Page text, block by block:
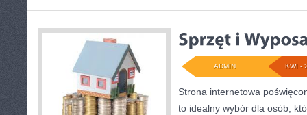
KWI -
ADMIN
Strona internetowa
to idealny wybór dla osób,